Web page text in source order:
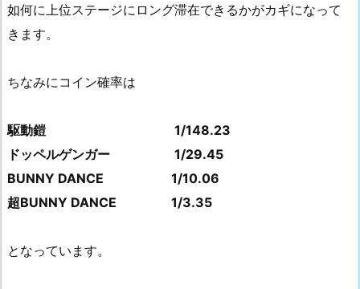
如何に上位ステージにロング滞在できるかがカギになって
きます。
ちなみにコイン確率は
駆動鎧 1/148.23
ドッペルゲンガー 1/29.45
BUNNY DANCE 1/10.06
超BUNNY DANCE 1/3.35
となっています。